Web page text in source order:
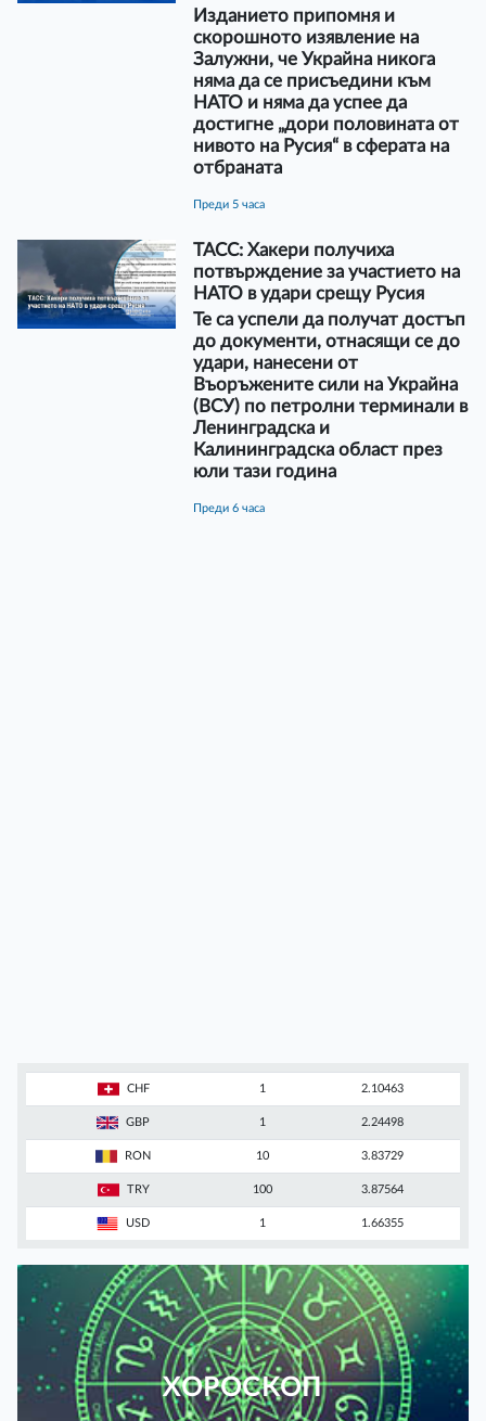
Изданието припомня и
скорошното изявление на
Залужни, че Украйна никога
няма да се присъедини към
НАТО и няма да успее да
достигне „дори половината от
нивото на Русия“ в сферата на
отбраната
преди 5 часа
ТАСС: Хакери получиха
потвърждение за участието на
НАТО в удари срещу Русия
Те са успели да получат достъп
до документи, отнасящи се до
удари, нанесени от
Въоръжените сили на Украйна
(ВСУ) по петролни терминали в
Ленинградска и
Калининградска област през
юли тази година
преди 6 часа
CHF 1 2.10463
GBP 1 2.24498
RON 10 3.83729
TRY 100 3.87564
USD 1 1.66355
ХОРОСКОП